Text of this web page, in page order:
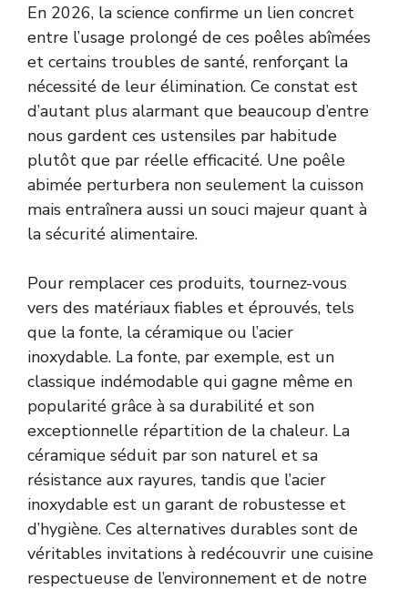
En 2026, la science confirme un lien concret
entre l’usage prolongé de ces poêles abîmées
et certains troubles de santé, renforçant la
nécessité de leur élimination. Ce constat est
d’autant plus alarmant que beaucoup d’entre
nous gardent ces ustensiles par habitude
plutôt que par réelle efficacité. Une poêle
abimée perturbera non seulement la cuisson
mais entraînera aussi un souci majeur quant à
la sécurité alimentaire.
Pour remplacer ces produits, tournez-vous
vers des matériaux fiables et éprouvés, tels
que la fonte, la céramique ou l’acier
inoxydable. La fonte, par exemple, est un
classique indémodable qui gagne même en
popularité grâce à sa durabilité et son
exceptionnelle répartition de la chaleur. La
céramique séduit par son naturel et sa
résistance aux rayures, tandis que l’acier
inoxydable est un garant de robustesse et
d’hygiène. Ces alternatives durables sont de
véritables invitations à redécouvrir une cuisine
respectueuse de l’environnement et de notre